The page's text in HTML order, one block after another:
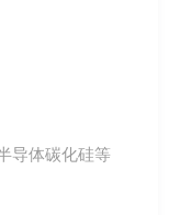
导体碳化硅等